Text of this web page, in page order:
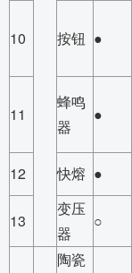
10 按钮 ●
11
蜂鸣
器
●
12
快熔 ●
13
变压
器
○
陶瓷